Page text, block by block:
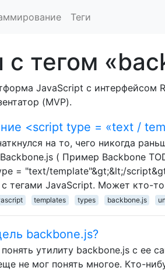
Теги
тегом
JavaScript с интерфейсом
(MVP).
<script type = «text /
на то, чего никогда
( Пример Backbone
= "text/template"&gt;&lt;/
с тегами JavaScript. Может кто-
templates types backbone.js
backbone.js?
утилиту backbone.js с ее
не мог понять многое. Кто-